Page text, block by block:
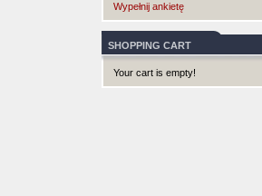
Wypełnij ankietę
SHOPPING CART
Your cart is empty!